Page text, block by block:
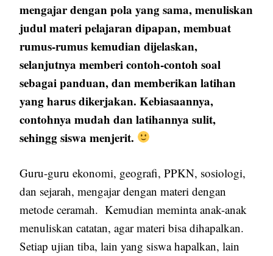
mengajar dengan pola yang sama, menuliskan
judul materi pelajaran dipapan, membuat
rumus-rumus kemudian dijelaskan,
selanjutnya memberi contoh-contoh soal
sebagai panduan, dan memberikan latihan
yang harus dikerjakan. Kebiasaannya,
contohnya mudah dan latihannya sulit,
sehingg siswa menjerit.
Guru-guru ekonomi, geografi, PPKN, sosiologi,
dan sejarah, mengajar dengan materi dengan
metode ceramah. Kemudian meminta anak-anak
menuliskan catatan, agar materi bisa dihapalkan.
Setiap ujian tiba, lain yang siswa hapalkan, lain